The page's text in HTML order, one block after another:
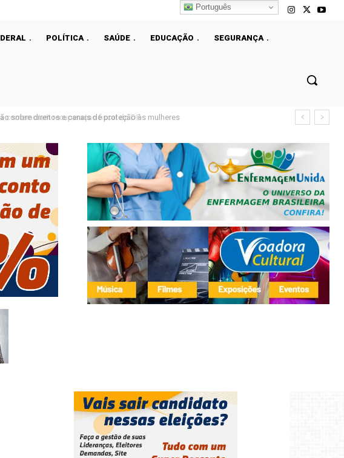
POLÍTICA SAÚDE EDUCAÇÃO
SEGURANÇA
recuperaçao fiscal do DF
Português